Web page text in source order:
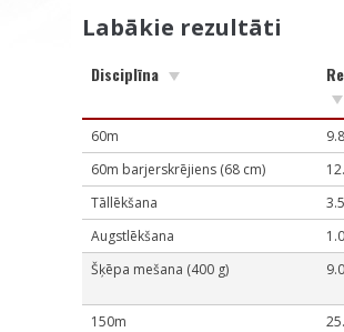
Labākie rezultāti
Disciplīna
60m
60m barjerskrējiens (68 cm)
Tāllēkšana
Augstlēkšana
Šķēpa mešana (400 g)
150m